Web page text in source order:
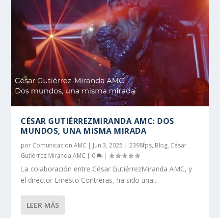
CÉSAR GUTIÉRREZMIRANDA AMC: DOS
MUNDOS, UNA MISMA MIRADA
por Comunicacion AMC | Jun 3, 2025 |2398fps, Blog, César
Gutiérrez Miranda AMC | 0 |
La colaboración entre César GutiérrezMiranda AMC, y
el director Ernesto Contreras, ha sido una...
LEER MÁS